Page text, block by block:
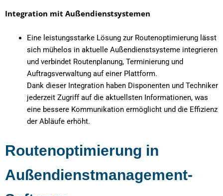
Integration mit Außendienstsystemen
Eine leistungsstarke Lösung zur Routenoptimierung lässt
sich mühelos in aktuelle Außendienstsysteme integrieren
und verbindet Routenplanung, Terminierung und
Auftragsverwaltung auf einer Plattform.
Dank dieser Integration haben Disponenten und Techniker
jederzeit Zugriff auf die aktuellsten Informationen, was
eine bessere Kommunikation ermöglicht und die Effizienz
der Abläufe erhöht.
Routenoptimierung in
Außendienstmanagement-